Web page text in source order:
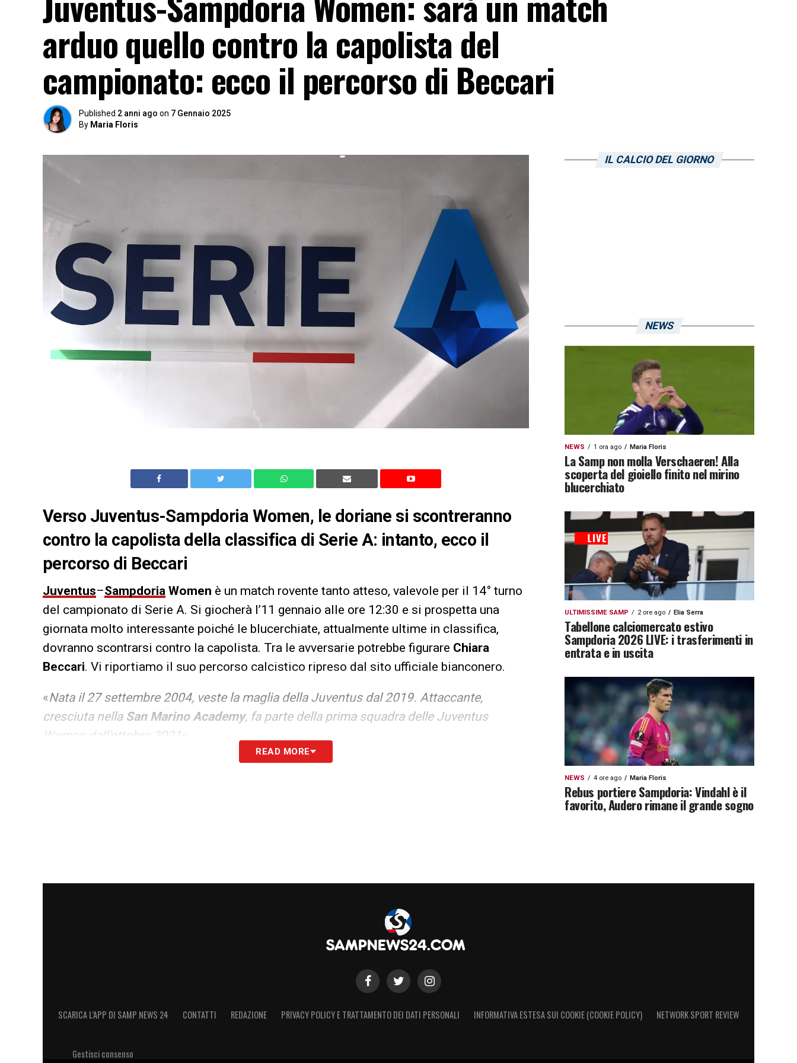
arduo quello contro la capolista del
campionato: ecco il percorso di Beccari
Published 2 anni ago on 7 Gennaio 2025
By Maria Floris
Verso Juventus-Sampdoria Women, le doriane si scontreranno
contro la capolista della classifica di Serie A: intanto, ecco il
percorso di Beccari
Juventus–Sampdoria Women è un match rovente tanto atteso, valevole per il 14° turno
del campionato di Serie A. Si giocherà l’11 gennaio alle ore 12:30 e si prospetta una
giornata molto interessante poiché le blucerchiate, attualmente ultime in classifica,
dovranno scontrarsi contro la capolista. Tra le avversarie potrebbe figurare Chiara
Beccari. Vi riportiamo il suo percorso calcistico ripreso dal sito ufficiale bianconero.
«Nata il 27 settembre 2004, veste la maglia della Juventus dal 2019. Attaccante,
cresciuta nella San Marino Academy, fa parte della prima squadra delle Juventus
Women dall’ottobre 2021
READ MORE
IL CALCIO DEL GIORNO
NEWS
NEWS 1 ora ago Maria Floris
La Samp non molla Verschaeren! Alla
scoperta del gioiello finito nel mirino
blucerchiato
ULTIMISSIME SAMP 2 ore ago Elia Serra
Tabellone calciomercato estivo
Sampdoria 2026 LIVE: i trasferimenti in
entrata e in uscita
NEWS 4 ore ago Maria Floris
Rebus portiere Sampdoria: Vindahl è il
favorito, Audero rimane il grande sogno
SCARICA L’APP DI SAMP NEWS 24 CONTATTI REDAZIONE PRIVACY POLICY E TRATTAMENTO DEI DATI PERSONALI INFORMATIVA ESTESA SUI COOKIE (COOKIE POLICY) NETWORK SPORT REVIEW
Gestisci consenso